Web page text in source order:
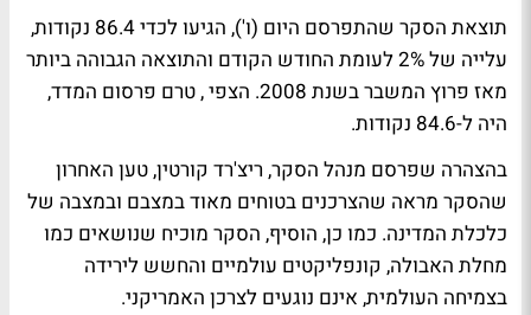
תוצאת הסקר שהתפרסם היום (ו'), הגיעו לכדי 86.4 נקודות,
עלייה של 2% לעומת החודש הקודם והתוצאה הגבוהה ביותר
מאז פרוץ המשבר בשנת 2008. הצפי , טרם פרסום המדד,
היה ל-84.6 נקודות.
בהצהרה שפרסם מנהל הסקר, ריצ'רד קורטין, טען האחרון
שהסקר מראה שהצרכנים בטוחים מאוד במצבם ובמצבה של
כלכלת המדינה. כמו כן, הוסיף, הסקר מוכיח שנושאים כמו
מחלת האבולה, קונפליקטים עולמיים והחשש לירידה
בצמיחה העולמית, אינם נוגעים לצרכן האמריקני.